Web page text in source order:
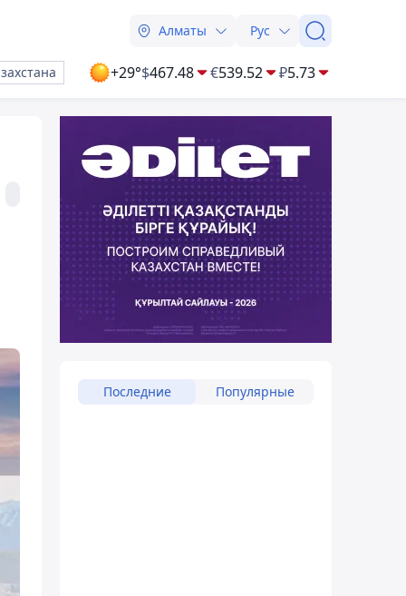
Алматы Рус
+29°$467.48 €539.52 ₽5.73
Последние Популярные